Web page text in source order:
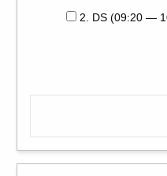
2. DS (09:20 —